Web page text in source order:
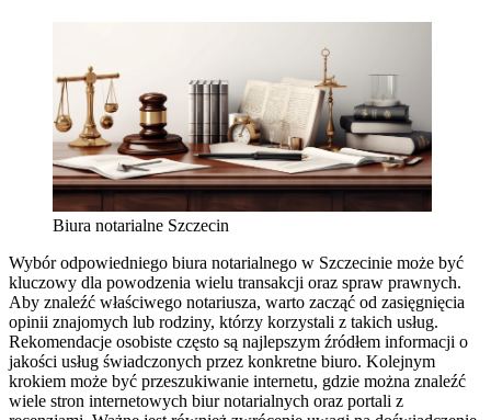
Biura notarialne Szczecin
Wybór odpowiedniego biura notarialnego w Szczecinie może być
kluczowy dla powodzenia wielu transakcji oraz spraw prawnych.
Aby znaleźć właściwego notariusza, warto zacząć od zasięgnięcia
opinii znajomych lub rodziny, którzy korzystali z takich usług.
Rekomendacje osobiste często są najlepszym źródłem informacji o
jakości usług świadczonych przez konkretne biuro. Kolejnym
krokiem może być przeszukiwanie internetu, gdzie można znaleźć
wiele stron internetowych biur notarialnych oraz portali z